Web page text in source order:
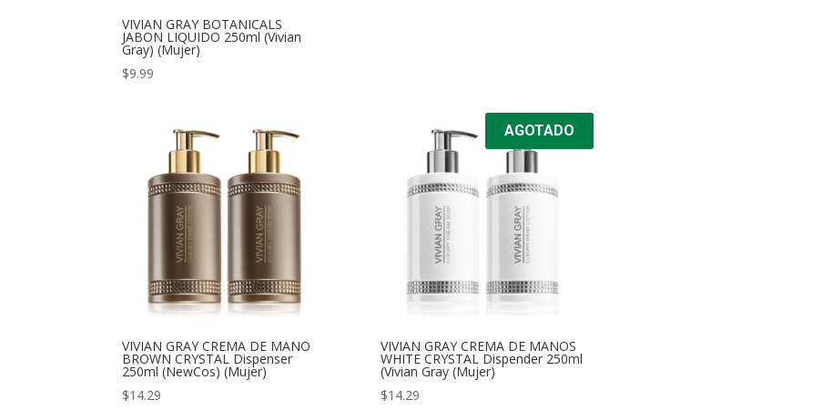
VIVIAN GRAY BOTANICALS
JABON LIQUIDO 250ml (Vivian
Gray) (Mujer)
$9.99
VIVIAN GRAY CREMA DE MANO
BROWN CRYSTAL Dispenser
250ml (NewCos) (Mujer)
$14.29
AGOTADO
VIVIAN GRAY CREMA DE MANOS
WHITE CRYSTAL Dispender 250ml
(Vivian Gray (Mujer)
$14.29